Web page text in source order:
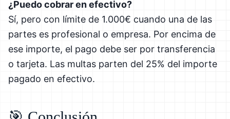
¿Puedo cobrar en efectivo?
Sí, pero con límite de 1.000€ cuando una de las
partes es profesional o empresa. Por encima de
ese importe, el pago debe ser por transferencia
o tarjeta. Las multas parten del 25% del importe
pagado en efectivo.